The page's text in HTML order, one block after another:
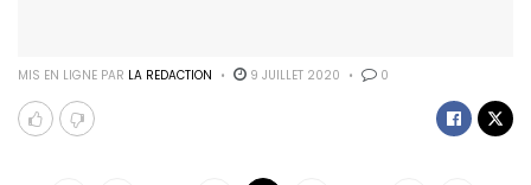
MIS EN LIGNE PAR LA REDACTION 9 JUILLET 2020 0